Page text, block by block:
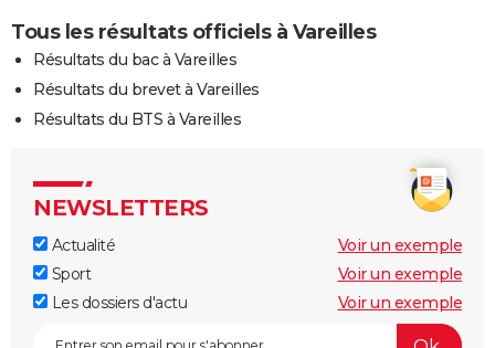
Tous les résultats officiels à Vareilles
Résultats du bac à Vareilles
Résultats du brevet à Vareilles
Résultats du BTS à Vareilles
NEWSLETTERS
Actualité
Voir un exemple
Sport
Voir un exemple
Les dossiers d'actu
Voir un exemple